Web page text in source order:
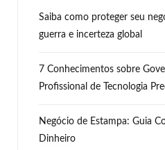
Saiba como proteger seu
guerra e incerteza global
7 Conhecimentos sobre
Profissional de Tecnologia
Negócio de Estampa: Guia
Dinheiro